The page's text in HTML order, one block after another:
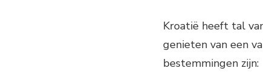
Kroatië heeft tal
genieten van een
bestemmingen zijn: